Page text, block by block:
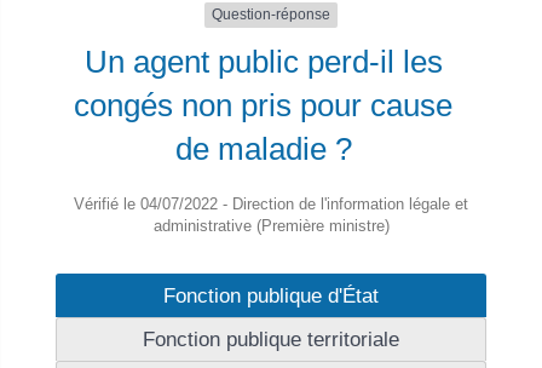
Question-réponse
Un agent public perd-il les
congés non pris pour cause
de maladie ?
Vérifié le 04/07/2022 - Direction de l'information légale et
administrative (Première ministre)
Fonction publique d'État
Fonction publique territoriale